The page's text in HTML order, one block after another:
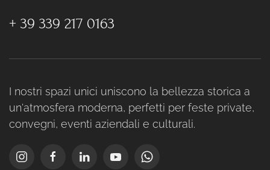
+ 39 339 217 0163
I nostri spazi unici uniscono la bellezza storica a
un'atmosfera moderna, perfetti per feste private,
convegni, eventi aziendali e culturali.